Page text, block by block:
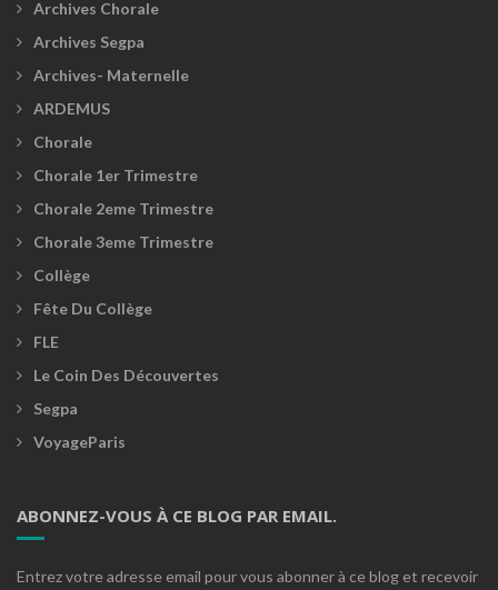
Archives Chorale
Archives Segpa
Archives- Maternelle
ARDEMUS
Chorale
Chorale 1er Trimestre
Chorale 2eme Trimestre
Chorale 3eme Trimestre
Collège
Fête Du Collège
FLE
Le Coin Des Découvertes
Segpa
VoyageParis
ABONNEZ-VOUS À CE BLOG PAR EMAIL.
Entrez votre adresse email pour vous abonner à ce blog et recevoir